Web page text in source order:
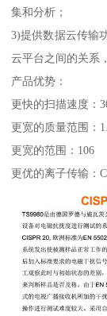
集和分析；
3)提供数据云传输
云平台之间的关系
产品优势：
更快的扫描速度：
更宽的质量范围：
更宽的范围：106
更优的离子传输：